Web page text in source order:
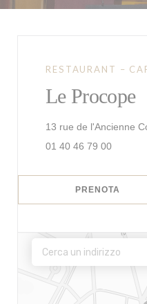
RESTAURANT –
Le Procope
13 rue de l'Ancienne
01 40 46 79 00
PRENOTA